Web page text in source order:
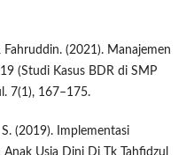
(2021). Manajemen
(Studi Kasus BDR di SMP
7(1), 167–175.
(2019). Implementasi